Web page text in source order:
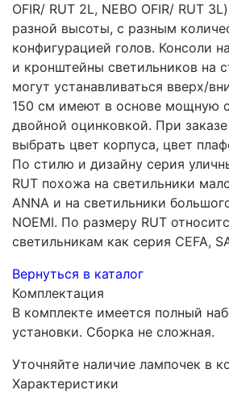
OFIR/ RUT 2L, NEBO OFIR/ RUT
разной высоты, с разным
конфигурацией голов. Консоли
и кронштейны светильников на
могут устанавливаться вверх/
150 см имеют в основе мощную
двойной оцинковкой. При заказе
выбрать цвет корпуса, цвет
По стилю и дизайну серия
RUT похожа на светильники
ANNA и на светильники
NOEMI. По размеру RUT
светильникам как серия CEFA,
Вернуться в каталог
Комплектация
В комплекте имеется полный
установки. Сборка не сложная.
Уточняйте наличие лампочек в
Характеристики